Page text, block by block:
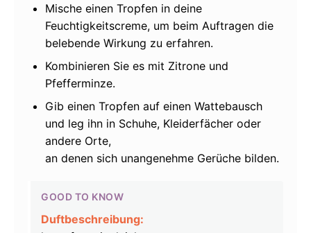
Mische einen Tropfen in deine
Feuchtigkeitscreme, um beim Auftragen die
belebende Wirkung zu erfahren.
Kombinieren Sie es mit Zitrone und
Pfefferminze.
Gib einen Tropfen auf einen Wattebausch
und leg ihn in Schuhe, Kleiderfächer oder
andere Orte,
an denen sich unangenehme Gerüche bilden.
GOOD TO KNOW
Duftbeschreibung: